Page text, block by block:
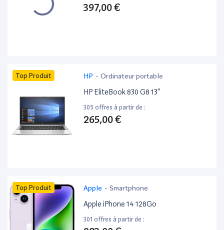
397,00 €
Top Produit HP - Ordinateur portable
HP EliteBook 830 G8 13”
305 offres à partir de :
265,00 €
Top Produit Apple - Smartphone
Apple iPhone 14 128Go
301 offres à partir de :